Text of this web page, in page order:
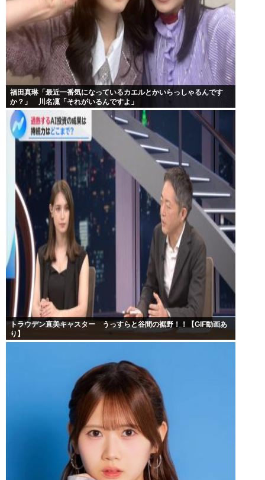
福田真琳「最近一番気になっているカエルとかいらっしゃるんです
か？」 川名凜「それがいるんですよ」
トラウデン直美キャスター うっすらと谷間の裾野！！【GIF動画あ
り】